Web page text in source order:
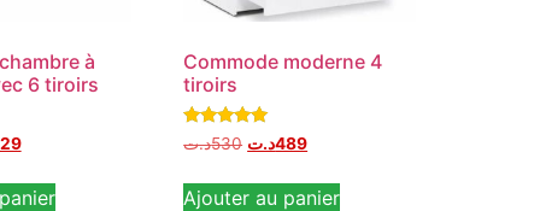
à
6 tiroirs
Commode moderne 4
tiroirs
Note
5.00
530د.ت 489د.ت
Ajouter au panier